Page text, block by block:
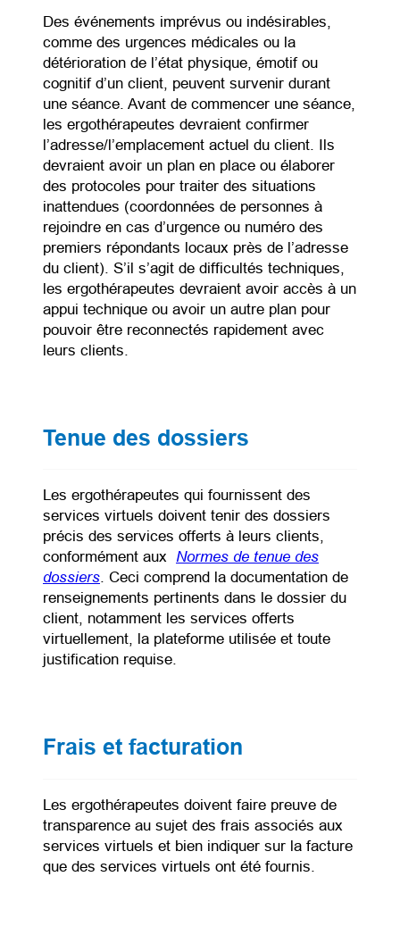
Des événements imprévus ou indésirables,
comme des urgences médicales ou la
détérioration de l’état physique, émotif ou
cognitif d’un client, peuvent survenir durant
une séance. Avant de commencer une séance,
les ergothérapeutes devraient confirmer
l’adresse/l’emplacement actuel du client. Ils
devraient avoir un plan en place ou élaborer
des protocoles pour traiter des situations
inattendues (coordonnées de personnes à
rejoindre en cas d’urgence ou numéro des
premiers répondants locaux près de l’adresse
du client). S’il s’agit de difficultés techniques,
les ergothérapeutes devraient avoir accès à un
appui technique ou avoir un autre plan pour
pouvoir être reconnectés rapidement avec
leurs clients.
Tenue des dossiers
Les ergothérapeutes qui fournissent des
services virtuels doivent tenir des dossiers
précis des services offerts à leurs clients,
conformément aux Normes de tenue des
dossiers(opens in a new tab)
. Ceci comprend la documentation de
renseignements pertinents dans le dossier du
client, notamment les services offerts
virtuellement, la plateforme utilisée et toute
justification requise.
Frais et facturation
Les ergothérapeutes doivent faire preuve de
transparence au sujet des frais associés aux
services virtuels et bien indiquer sur la facture
que des services virtuels ont été fournis.